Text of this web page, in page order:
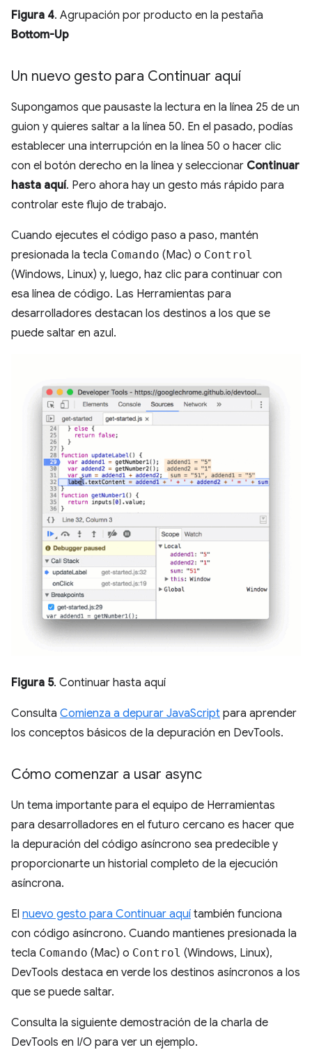
Figura 4. Agrupación por producto en la pestaña
Bottom-Up
Un nuevo gesto para Continuar aquí
Supongamos que pausaste la lectura en la línea 25 de un
guion y quieres saltar a la línea 50. En el pasado, podías
establecer una interrupción en la línea 50 o hacer clic
con el botón derecho en la línea y seleccionar Continuar
hasta aquí. Pero ahora hay un gesto más rápido para
controlar este flujo de trabajo.
Cuando ejecutes el código paso a paso, mantén
presionada la tecla Comando (Mac) o Control
(Windows, Linux) y, luego, haz clic para continuar con
esa línea de código. Las Herramientas para
desarrolladores destacan los destinos a los que se
puede saltar en azul.
Figura 5. Continuar hasta aquí
Consulta Comienza a depurar JavaScript para aprender
los conceptos básicos de la depuración en DevTools.
Cómo comenzar a usar async
Un tema importante para el equipo de Herramientas
para desarrolladores en el futuro cercano es hacer que
la depuración del código asíncrono sea predecible y
proporcionarte un historial completo de la ejecución
asíncrona.
El nuevo gesto para Continuar aquí también funciona
con código asíncrono. Cuando mantienes presionada la
tecla Comando (Mac) o Control (Windows, Linux),
DevTools destaca en verde los destinos asíncronos a los
que se puede saltar.
Consulta la siguiente demostración de la charla de
DevTools en I/O para ver un ejemplo.